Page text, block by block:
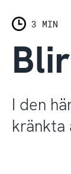
3 MIN
I den
kränkta